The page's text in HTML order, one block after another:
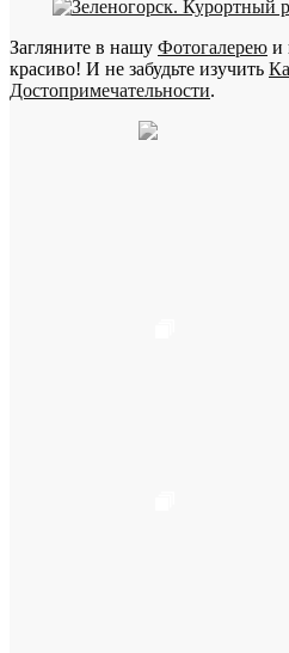
Загляните в нашу Фотогалерею и
красиво! И не забудьте изучить
Достопримечательности.